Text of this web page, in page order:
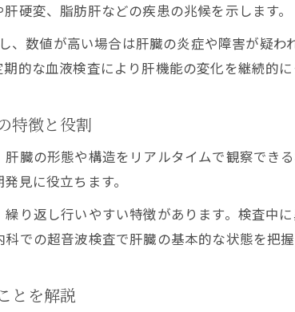
硬変、脂肪肝などの疾患の兆候を示します。
、数値が高い場合は肝臓の炎症や障害が疑
的な血液検査により肝機能の変化を継続的
特徴と役割
臓の形態や構造をリアルタイムで観察でき
見に役立ちます。
り返し行いやすい特徴があります。検査中
での超音波検査で肝臓の基本的な状態を把握
とを解説